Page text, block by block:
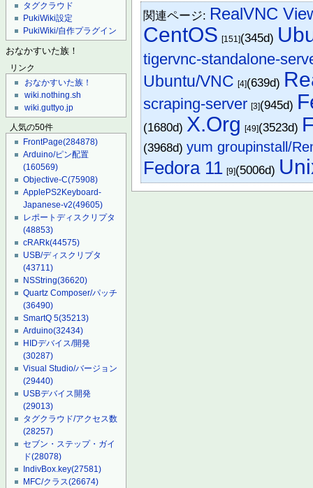
タグクラウド
PukiWiki設定
PukiWiki/自作プラグイン
おなかすいた族！
リンク
おなかすいた族！
wiki.nothing.sh
wiki.guttyo.jp
人気の50件
FrontPage(284878)
Arduino/ピン配置
(160569)
Objective-C(75908)
ApplePS2Keyboard-
Japanese-v2(49605)
レポートディスクリプタ
(48853)
cRARk(44575)
USB/ディスクリプタ
(43711)
NSString(36620)
Quartz Composer/パッチ
(36490)
SmartQ 5(35213)
Arduino(32434)
HIDデバイス/開発
(30287)
Visual Studio/バージョン
(29440)
USBデバイス開発
(29013)
タグクラウド/アクセス数
(28257)
セブン・ステップ・ガイ
ド(28078)
IndivBox.key(27581)
MFC/クラス(26674)
関連ページ: RealVNC
CentOS [151](345d)
tigervnc-standalone-
Ubuntu/VNC [4](639d)
scraping-server [3](945d)
(1680d) X.Org [49](3523d)
(3968d)yum groupinstall/
Fedora 11 [9](5006d)